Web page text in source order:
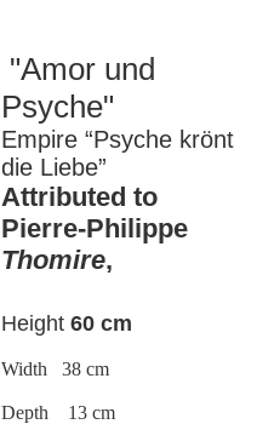
"Amor und
Psyche"
Empire “Psyche krönt
die Liebe”
Attributed to
Pierre-Philippe
Thomire,
Height60 cm
Width 38 cm
Depth 13 cm